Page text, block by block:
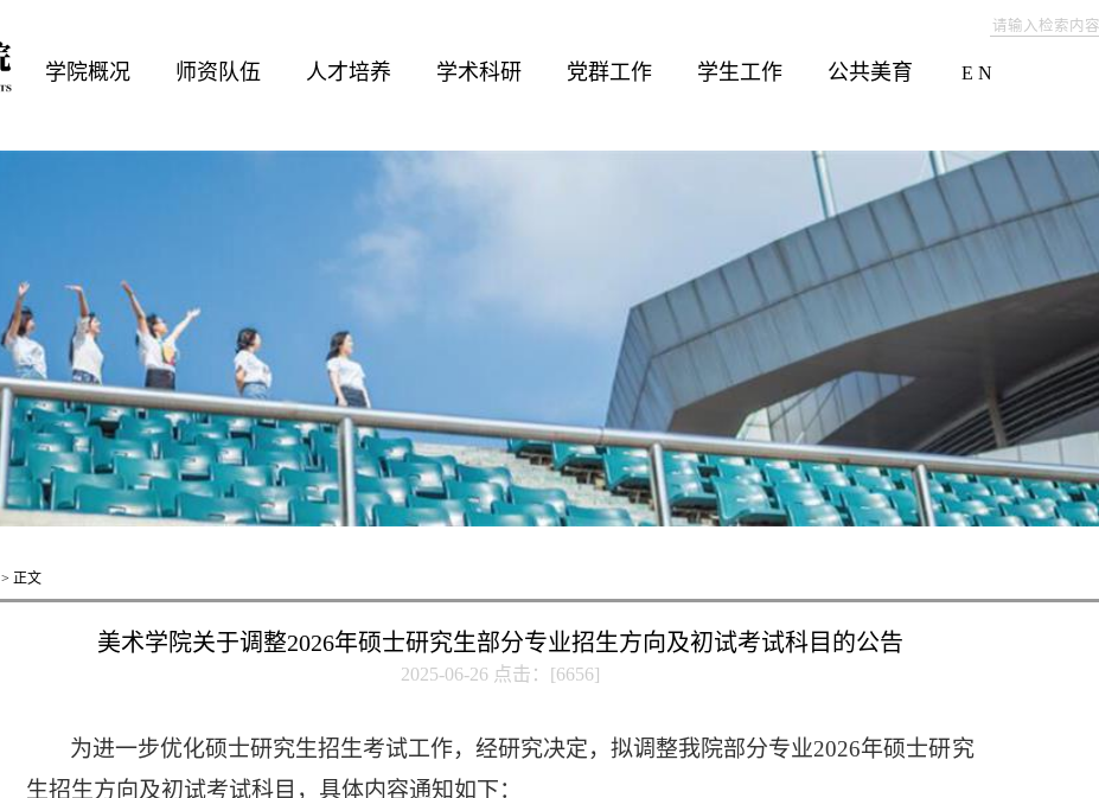
学院概况 师资队伍 人才培养 学术科研 党群工作 学生工作 公共美育 E N
> 正文
美术学院关于调整2026年硕士研究生部分专业招生方向及初试考试科目的公告
2025-06-26 点击：[6656]
为进一步优化硕士研究生招生考试工作，经研究决定，拟调整我院部分专业2026年硕士研究
生招生方向及初试考试科目，具体内容通知如下：